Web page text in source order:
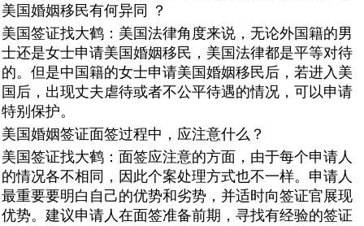
美国婚姻移民有何异同 ？
美国签证找大鹤：美国法律角度来说，无论外国籍的男
士还是女士申请美国婚姻移民，美国法律都是平等对待
的。但是中国籍的女士申请美国婚姻移民后，若进入美
国后，出现丈夫虐待或者不公平待遇的情况，可以申请
特别保护。
美国婚姻签证面签过程中，应注意什么？
美国签证找大鹤：面签应注意的方面，由于每个申请人
的情况各不相同，因此个案处理方式也不一样。申请人
最重要要明白自己的优势和劣势，并适时向签证官展现
优势。建议申请人在面签准备前期，寻找有经验的签证